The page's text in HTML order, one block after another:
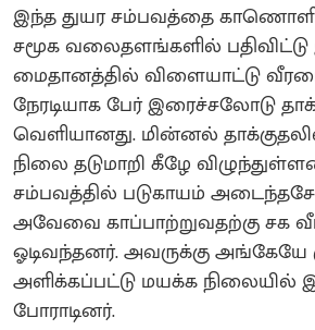
இந்த துயர சம்பவத்தை
சமூக வலைதளங்களில்
மைதானத்தில் விளையாட்டு
நேரடியாக பேர் இரைச்சலோடு
வெளியானது. மின்னல்
நிலை தடுமாறி கீழே
சம்பவத்தில் படுகாயம்
அவேவை காப்பாற்றுவதற்கு சக
ஓடிவந்தனர். அவருக்கு அங்கேயே
அளிக்கப்பட்டு மயக்க நிலையில்
போராடினர்.